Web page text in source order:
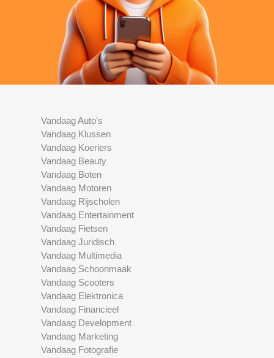
Vandaag Auto's
Vandaag Klussen
Vandaag Koeriers
Vandaag Beauty
Vandaag Boten
Vandaag Motoren
Vandaag Rijscholen
Vandaag Entertainment
Vandaag Fietsen
Vandaag Juridisch
Vandaag Multimedia
Vandaag Schoonmaak
Vandaag Scooters
Vandaag Elektronica
Vandaag Financieel
Vandaag Development
Vandaag Marketing
Vandaag Fotografie